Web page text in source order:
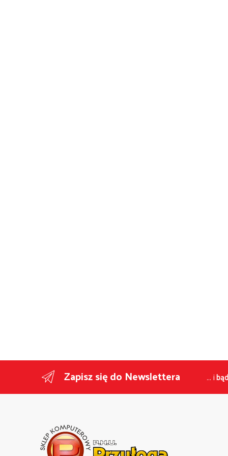
Zapisz się do Newslettera ... i